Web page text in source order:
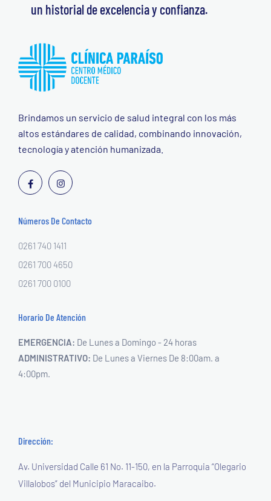
un historial de excelencia y confianza.
Brindamos un servicio de salud integral con los más
altos estándares de calidad, combinando innovación,
tecnología y atención humanizada.
Números De Contacto
0261 740 1411
0261 700 4650
0261 700 0100
Horario De Atención
EMERGENCIA: De Lunes a Domingo - 24 horas
ADMINISTRATIVO: De Lunes a Viernes De 8:00am. a
4:00pm.
Dirección:
Av. Universidad Calle 61 No. 11-150, en la Parroquia “Olegario
Villalobos” del Municipio Maracaibo.